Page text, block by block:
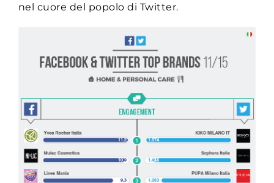
nel cuore del popolo di Twitter.